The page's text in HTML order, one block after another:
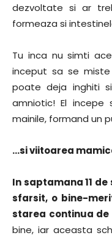
dezvoltate si ar
formeaza si
Tu inca nu simti
inceput sa se
poate deja inghiti
amniotic! El incepe
mainile, formand un
…si viitoarea
In saptamana 11
sfarsit, o bine-
starea continua de
bine, iar aceasta